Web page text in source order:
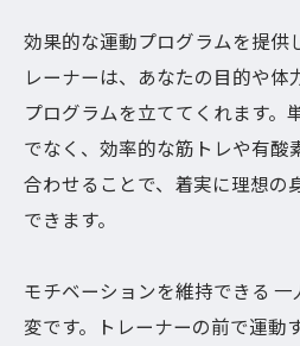
効果的な運動プログラムを提供
レーナーは、あなたの目的や体
プログラムを立ててくれます。
でなく、効率的な筋トレや有酸
合わせることで、着実に理想の
できます。
モチベーションを維持できる
変です。トレーナーの前で運動